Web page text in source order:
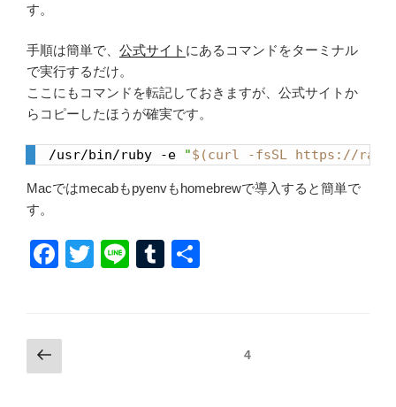
す。
手順は簡単で、 公式サイト にあるコマンドをターミナル
で実行するだけ。
ここにもコマンドを転記しておきますが、公式サイトか
らコピーしたほうが確実です。
/usr/bin/ruby -e "$(curl -fsSL https://
Macではmecabもpyenvもhomebrewで導入すると簡単で
す。
F
e
b
T
Li
T
投
稿
前
の
固定ページ4